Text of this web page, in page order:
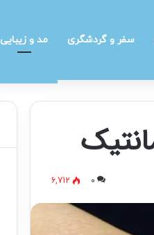
سفر و گردشگری مد و زیبایی
0
6,712